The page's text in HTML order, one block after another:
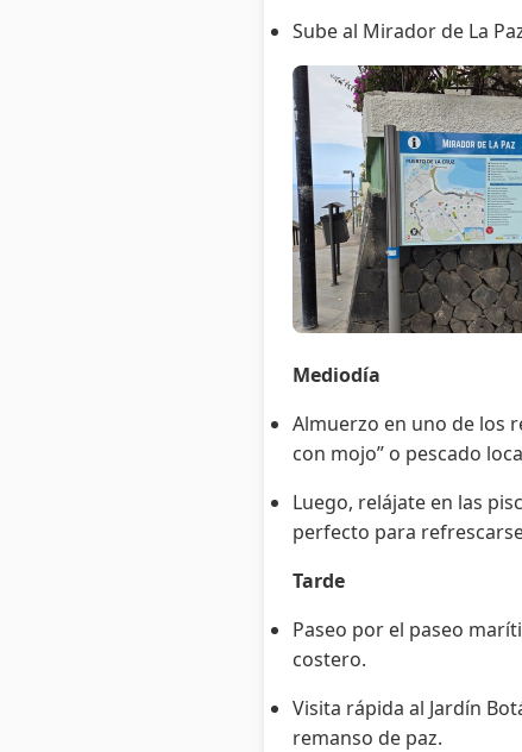
Sube al Mirador de La
Mediodía
Almuerzo en uno de los
con mojo” o pescado
Luego, relájate en las
perfecto para
Tarde
Paseo por el paseo
costero.
Visita rápida al Jardín
remanso de paz.